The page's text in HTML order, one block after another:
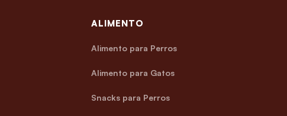
ALIMENTO
Alimento para Perros
Alimento para Gatos
Snacks para Perros